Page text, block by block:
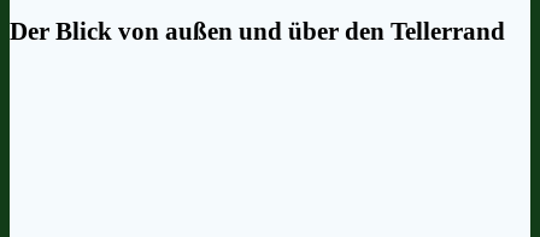
Der Blick von außen und über den Tellerrand